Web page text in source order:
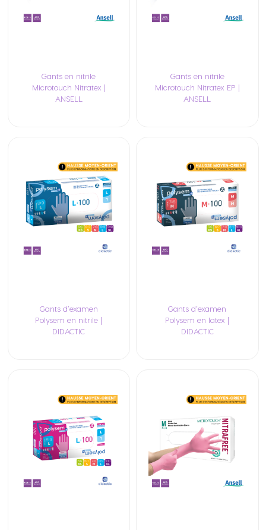
Gants en nitrile
Microtouch Nitratex |
ANSELL
Gants en nitrile
Microtouch Nitratex EP |
ANSELL
Gants d’examen
Polysem en nitrile |
DIDACTIC
Gants d’examen
Polysem en latex |
DIDACTIC